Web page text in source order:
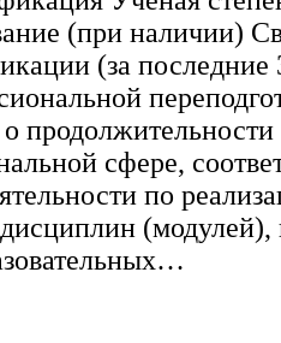
(при наличии)
(за последние
сфере,
по
(модулей),